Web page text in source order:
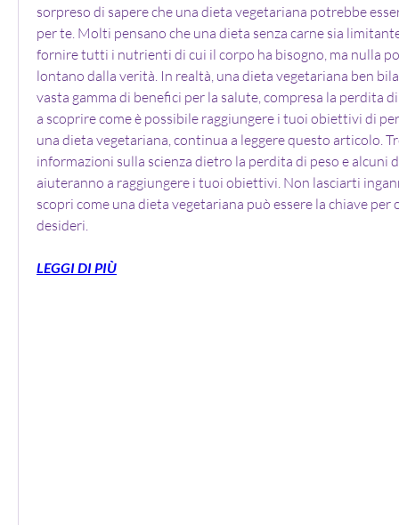
sorpreso di sapere che una dieta vegetariana potrebbe
per te. Molti pensano che una dieta senza carne sia
fornire tutti i nutrienti di cui il corpo ha bisogno, ma nulla
lontano dalla verità. In realtà, una dieta vegetariana ben
vasta gamma di benefici per la salute, compresa la perdita
a scoprire come è possibile raggiungere i tuoi obiettivi di
una dieta vegetariana, continua a leggere questo articolo.
informazioni sulla scienza dietro la perdita di peso e alcuni
aiuteranno a raggiungere i tuoi obiettivi. Non lasciarti
scopri come una dieta vegetariana può essere la chiave
desideri.
LEGGI DI PIÙ